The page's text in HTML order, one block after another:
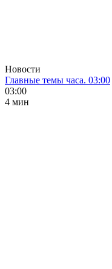
Новости
Главные темы часа. 03:00
03:00
4 мин